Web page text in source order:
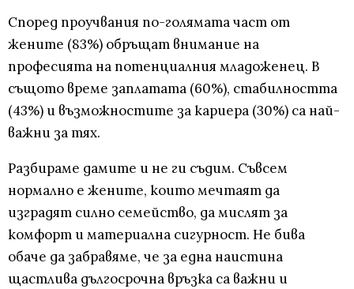
Според проучвания по-голямата част от
жените (83%) обръщат внимание на
професията на потенциалния младоженец. В
същото време заплатата (60%), стабилността
(43%) и възможностите за кариера (30%) са най-
важни за тях.
Разбираме дамите и не ги съдим. Съвсем
нормално е жените, които мечтаят да
изградят силно семейство, да мислят за
комфорт и материална сигурност. Не бива
обаче да забравяме, че за една наистина
щастлива дългосрочна връзка са важни и